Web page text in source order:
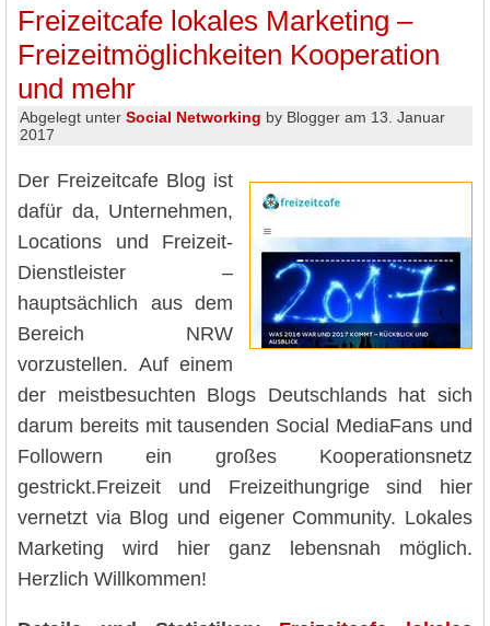
Freizeitcafe lokales Marketing –
Freizeitmöglichkeiten Kooperation
und mehr
Abgelegt unter Social Networking by Blogger am 13. Januar
2017
Der Freizeitcafe Blog ist
dafür da, Unternehmen,
Locations und Freizeit-
Dienstleister –
hauptsächlich aus dem
Bereich NRW
vorzustellen. Auf einem
der meistbesuchten Blogs Deutschlands hat sich
darum bereits mit tausenden Social MediaFans und
Followern ein großes Kooperationsnetz
gestrickt.Freizeit und Freizeithungrige sind hier
vernetzt via Blog und eigener Community. Lokales
Marketing wird hier ganz lebensnah möglich.
Herzlich Willkommen!